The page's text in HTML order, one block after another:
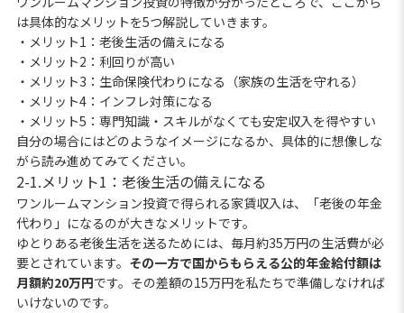
は具体的なメリットを5つ解説していきます。
・メリット1：老後生活の備えになる
・メリット2：利回りが高い
・メリット3：生命保険代わりになる（家族の生活を守れる）
・メリット4：インフレ対策になる
・メリット5：専門知識・スキルがなくても安定収入を得やすい
自分の場合にはどのようなイメージになるか、具体的に想像しな
がら読み進めてみてください。
2-1.メリット1：老後生活の備えになる
ワンルームマンション投資で得られる家賃収入は、「老後の年金
代わり」になるのが大きなメリットです。
ゆとりある老後生活を送るためには、毎月約35万円の生活費が必
要とされています。 その一方で国からもらえる公的年金給付額は
月額約20万円です。その差額の15万円を私たちで準備しなければ
いけないのです。